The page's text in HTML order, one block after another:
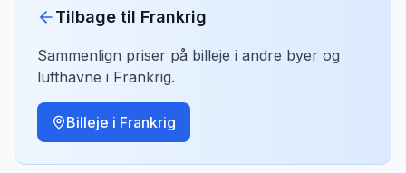
Tilbage til Frankrig
Sammenlign priser på billeje i andre byer og
lufthavne i Frankrig.
Billeje i Frankrig